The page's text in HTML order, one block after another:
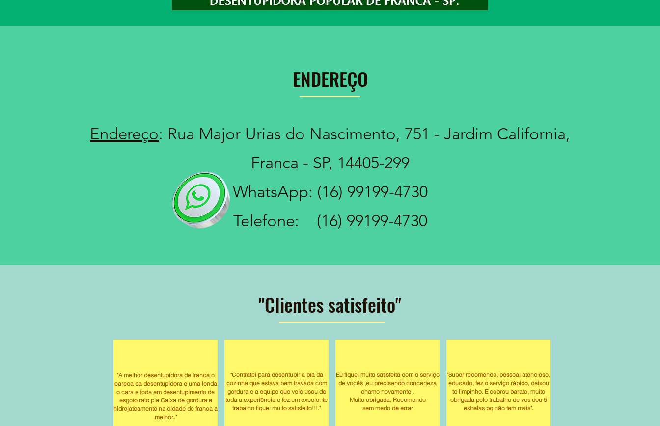
ENDEREÇO
Endereço: Rua Major Urias do Nascimento, 751 - Jardim California,
Franca - SP, 14405-299
WhatsApp: (16) 99199-4730
Telefone: (16) 99199-4730
"​Clientes satisfeito"
"A melhor desentupidora de franca o
careca da desentupidora e uma lenda
o cara e foda em desentupimento de
esgoto ralo pia Caixa de gordura e
hidrojateamento na cidade de franca a
melhor.."
"Contratei para desentupir a pia da
cozinha que estava bem travada com
gordura e a equipe que veio usou de
toda a experiência e fez um excelente
trabalho fiquei muito satisfeito!!!."​
Eu fiquei muito satisfeita com o serviço
de vocês ,eu precisando concerteza
chamo novamente .
Muito obrigada, Recomendo
sem medo de errar
"Super recomendo, pessoal atencioso,
educado, fez o serviço rápido, deixou
td limpinho. E cobrou barato, muito
obrigada pelo trabalho de vcs dou 5
estrelas pq não tem mais".